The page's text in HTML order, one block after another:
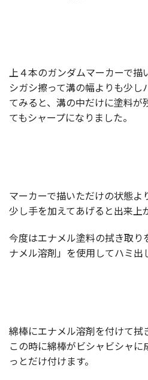
上４本のガンダムマーカーで描
シガシ擦って溝の幅よりも少し
てみると、溝の中だけに塗料が
てもシャープになりました。
マーカーで描いただけの状態よ
少し手を加えてあげると出来上
今度はエナメル塗料の拭き取
ナメル溶剤」を使用してハミ出
綿棒にエナメル溶剤を付けて拭
この時に綿棒がビシャビシャ
っとだけ付けます。